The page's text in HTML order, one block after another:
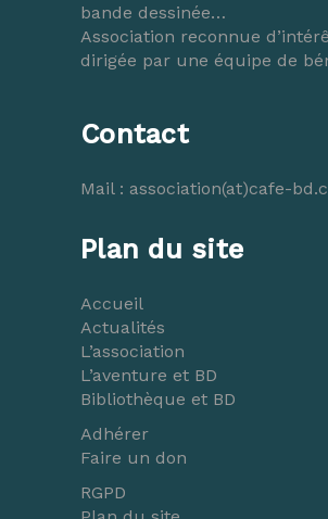
bande dessinée…
Association reconnue
dirigée par une équipe de
Contact
Mail : association(at)cafe-
Plan du site
Accueil
Actualités
L’association
L’aventure et BD
Bibliothèque et BD
Adhérer
Faire un don
RGPD